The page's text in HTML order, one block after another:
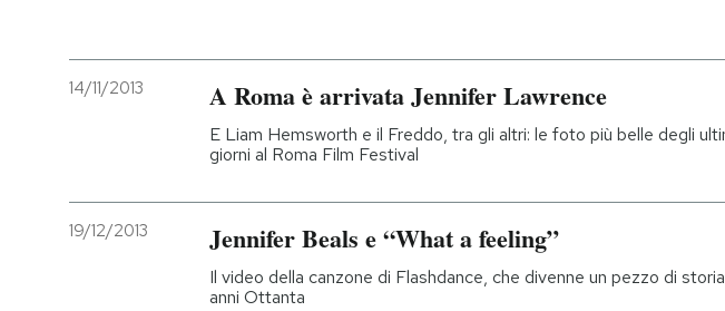
14/11/2013 A Roma è arrivata Jennifer Lawrence
E Liam Hemsworth e il Freddo, tra gli altri: le foto più belle degli
giorni al Roma Film Festival
19/12/2013 Jennifer Beals e “What a feeling”
Il video della canzone di Flashdance, che divenne un pezzo di
anni Ottanta